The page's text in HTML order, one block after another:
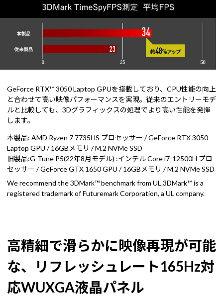
GeForce RTX™ 3050 Laptop GPUを搭載しており、CPU性能の向上
と合わせて高い映像パフォーマンスを実現。従来のエントリーモデ
ルと比較しても、3Dグラフィックスの処理でより高い性能を発揮
します。
本製品: AMD Ryzen 7 7735HS プロセッサー / GeForce RTX 3050
Laptop GPU / 16GBメモリ / M.2 NVMe SSD
旧製品:G-Tune P5(22年8月モデル) :インテル Core i7-12500H プロ
セッサー / GeForce GTX 1650 GPU / 16GBメモリ / M.2 NVMe SSD
We recommend the 3DMark™ benchmark from UL.3DMark™ is a
registered trademark of Futuremark Corporation, a UL company.
高精細で滑らかに映像再現が可能
な、リフレッシュレート165Hz対
応WUXGA液晶パネル